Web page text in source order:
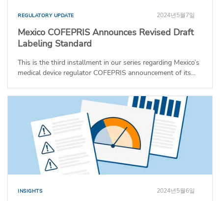
REGULATORY UPDATE 2024년5월7일
Mexico COFEPRIS Announces Revised Draft
Labeling Standard
This is the third installment in our series regarding Mexico’s
medical device regulator COFEPRIS announcement of its...
INSIGHTS 2024년5월6일